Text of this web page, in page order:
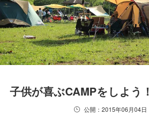
子供が喜ぶCAMPをしよう！
公開：2015年06月04日